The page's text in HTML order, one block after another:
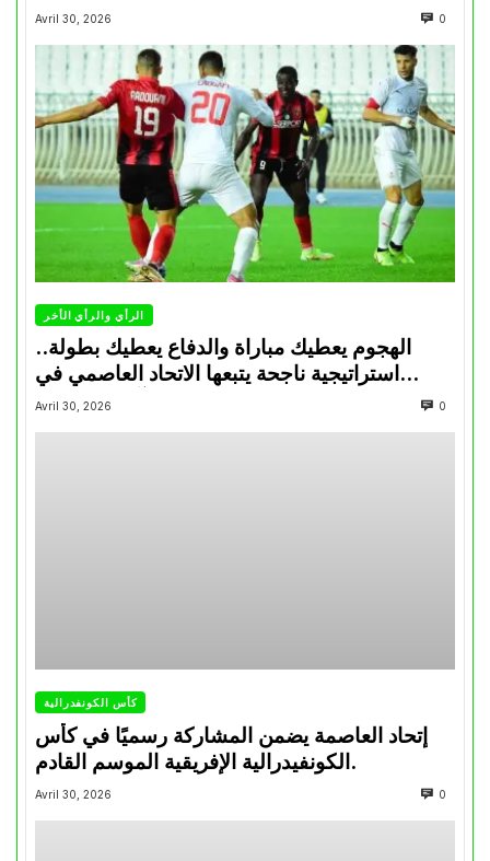
Avril 30, 2026 0
الرأي والرأي الأخر
الهجوم يعطيك مباراة والدفاع يعطيك بطولة..
استراتيجية ناجحة يتبعها الاتحاد العاصمي في
تتويجاته آخر السنوات
Avril 30, 2026 0
كأس الكونفدرالية
إتحاد العاصمة يضمن المشاركة رسميًا في كأس
الكونفيدرالية الإفريقية الموسم القادم.
Avril 30, 2026 0